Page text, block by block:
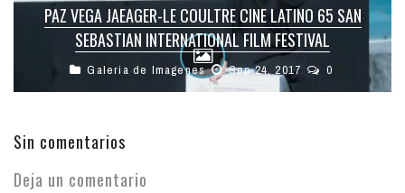
PAZ VEGA JAEAGER-LE COULTRE CINE LATINO 65 SAN
SEBASTIAN INTERNATIONAL FILM FESTIVAL
Galeria de Imagenes Sep 24, 2017 0
Sin comentarios
Deja un comentario